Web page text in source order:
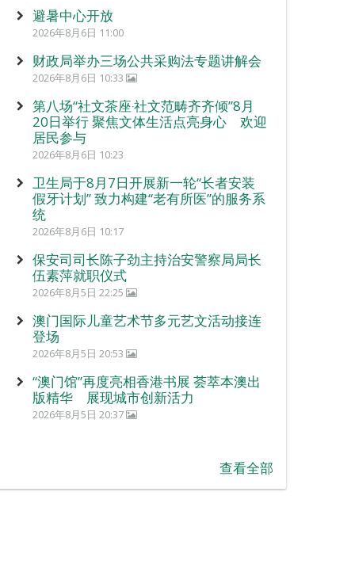
避暑中心开放
2026年8月6日 11:00
财政局举办三场公共采购法专题讲解会
2026年8月6日 10:33
第八场“社文茶座‧社文范畴齐齐倾”8月
20日举行 聚焦文体生活点亮身心 欢迎
居民参与
2026年8月6日 10:23
卫生局于8月7日开展新一轮“长者安装
假牙计划” 致力构建“老有所医”的服务系
统
2026年8月6日 10:17
保安司司长陈子劲主持治安警察局局长
伍素萍就职仪式
2026年8月5日 22:25
澳门国际儿童艺术节多元艺文活动接连
登场
2026年8月5日 20:53
“澳门馆”再度亮相香港书展 荟萃本澳出
版精华 展现城市创新活力
2026年8月5日 20:37
查看全部